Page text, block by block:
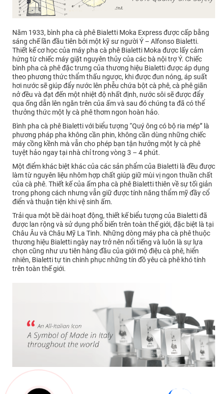
Năm 1933, bình pha cà phê Bialetti Moka Express được cấp bằng
sáng chế lần đầu tiên bởi một kỹ sư người Ý – Alfonso Bialetti.
Thiết kế cơ học của máy pha cà phê Bialetti Moka được lấy cảm
hứng từ chiếc máy giặt nguyên thủy của các bà nội trợ Ý. Chiếc
bình pha cà phê đặc trưng của thương hiệu Bialetti được áp dụng
theo phương thức thẩm thấu ngược, khi được đun nóng, áp suất
hơi nước sẽ giúp đẩy nước lên phễu chứa bột cà phê, cà phê giãn
nở đều và đạt đến một nhiệt độ nhất định, nước sôi sẽ được đẩy
qua ống dẫn lên ngăn trên của ấm và sau đó chúng ta đã có thể
thưởng thức một ly cà phê thơm ngon hoàn hảo.
Bình pha cà phê Bialetti với biểu tượng “Quý ông có bộ ria mép” là
phương pháp pha không cần phin, không cần dùng những chiếc
máy cồng kềnh mà vẫn cho phép bạn tận hưởng một ly cà phê
tuyệt hảo ngay tại nhà chỉ trong vòng 3 – 4 phút.
Một điểm khác biệt khác của các sản phẩm của Bialetti là đều được
làm từ nguyên liệu nhôm hợp chất giúp giữ mùi vị ngon thuần chất
của cà phê. Thiết kế của ấm pha cà phê Bialetti thiên về sự tối giản
trong phong cách nhưng vẫn giữ được tính năng thẩm mỹ đầy cổ
điển và thuận tiện khi vệ sinh ấm.
Trải qua một bề dài hoạt động, thiết kế biểu tượng của Bialetti đã
được lan rộng và sử dụng phổ biến trên toàn thế giới, đặc biệt là tại
Châu Âu và Châu Mỹ La Tinh. Những dòng máy pha cà phê thuộc
thương hiệu Bialetti ngày nay trở nên nổi tiếng và luôn là sự lựa
chọn cũng như ưu tiên hàng đầu của giới mộ điệu cà phê, hiển
nhiên, Bialetti tự tin chinh phục những tín đồ yêu cà phê khó tính
trên toàn thế giới.